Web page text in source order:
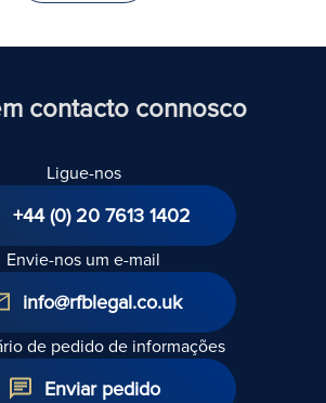
contacto connosco
Ligue-nos
+44 (0) 20 7613 1402
Envie-nos um e-mail
info@rfblegal.co.uk
de pedido de informações
Enviar pedido